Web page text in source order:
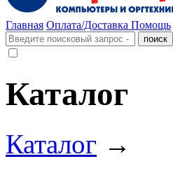
Главная Оплата/Доставка Помощь
Каталог
Каталог →